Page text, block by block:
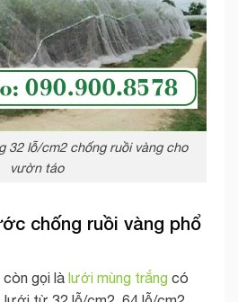
32 lỗ/cm2 chống ruồi vàng cho
vườn táo
chống ruồi vàng phổ
gọi là lưới mùng trắng có